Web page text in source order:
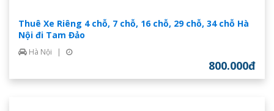
Thuê Xe Riêng 4 chỗ, 7 chỗ, 16 chỗ, 29 chỗ, 34 chỗ Hà
Nội đi Tam Đảo
Hà Nội |
800.000đ